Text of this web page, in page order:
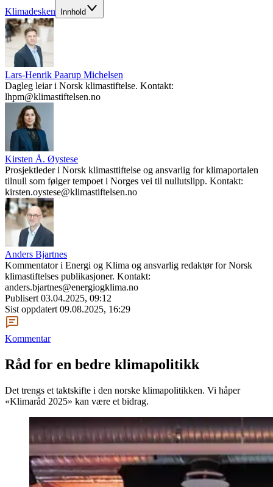
Klimadesken Innhold
Lars-Henrik Paarup Michelsen
Dagleg leiar i Norsk klimastiftelse. Kontakt:
lhpm@klimastiftelsen.no
Kirsten Å. Øystese
Prosjektleder i Norsk klimasttiftelse og ansvarlig for klimaportalen
tilnull som følger tempoet i Norges vei til nullutslipp. Kontakt:
kirsten.oystese@klimastiftelsen.no
Anders Bjartnes
Kommentator i Energi og Klima og ansvarlig redaktør for Norsk
klimastiftelses publikasjoner. Kontakt:
anders.bjartnes@energiogklima.no
Publisert 03.04.2025, 09:12
Sist oppdatert 09.08.2025, 16:29
Kommentar
Råd for en bedre klimapolitikk
Det trengs et taktskifte i den norske klimapolitikken. Vi håper
«Klimaråd 2025» kan være et bidrag.